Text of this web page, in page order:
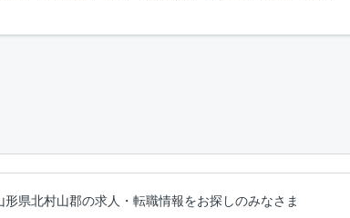
形県北村山郡の求人・転職情報をお探しのみなさま